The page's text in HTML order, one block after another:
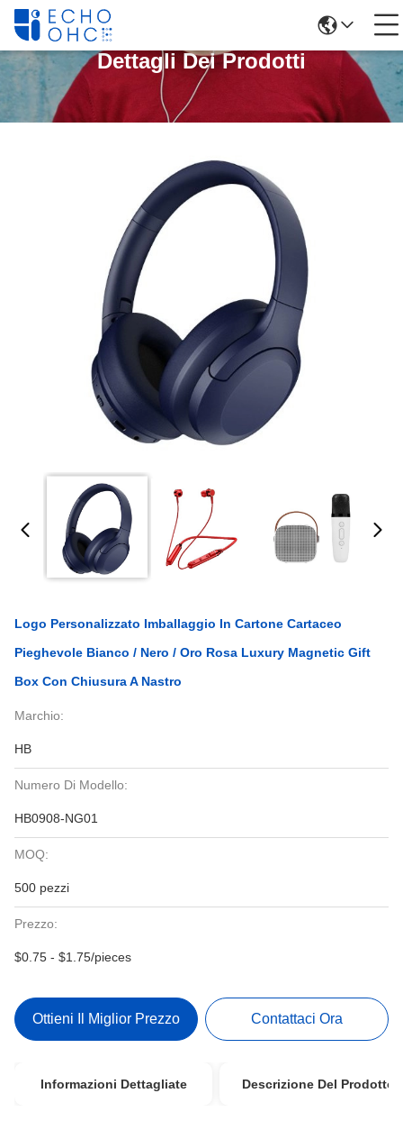
Dettagli Dei Prodotti
Logo Personalizzato Imballaggio In Cartone Cartaceo
Pieghevole Bianco / Nero / Oro Rosa Luxury Magnetic Gift
Box Con Chiusura A Nastro
Marchio:
HB
Numero Di Modello:
HB0908-NG01
MOQ:
500 pezzi
Prezzo:
$0.75 - $1.75/pieces
Ottieni Il Miglior Prezzo Contattaci Ora
Informazioni Dettagliate Descrizione Del Prodotto